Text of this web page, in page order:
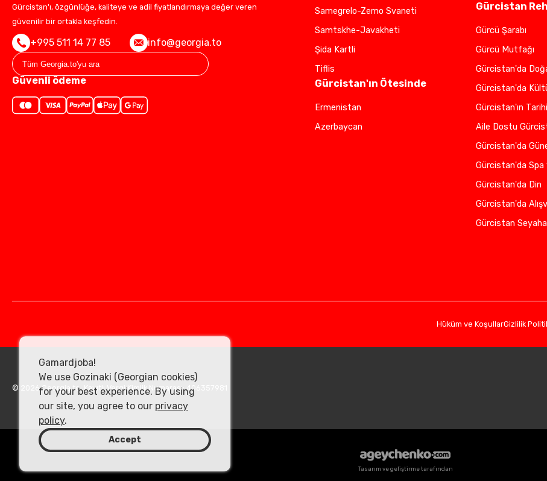
Gürcistan'ı, özgünlüğe, kaliteye ve adil fiyatlandırmaya değer veren
güvenilir bir ortakla keşfedin.
+995 511 14 77 85 info@georgia.to
Güvenli ödeme
Samegrelo-Zemo Svaneti
Samtskhe-Javakheti
Şida Kartli
Tiflis
Gürcistan'ın Ötesinde
Ermenistan
Azerbaycan
Gürcistan
Gürcü Şarabı
Gürcü Mutfağı
Gürcistan'da
Gürcistan'da
Gürcistan'ın Tarihi
Aile Dostu
Gürcistan'da
Gürcistan'da Spa
Gürcistan'da Din
Gürcistan'da
Gürcistan
Hüküm ve KoşullarGizlilik
© 2026 Georgia.to. Kayıtlı Vergi Kimlik Numarası: 406357981
Tasarım ve geliştirme tarafından
Gamardjoba!
We use Gozinaki (Georgian cookies)
for your best experience. By using
our site, you agree to our privacy
policy.
Accept